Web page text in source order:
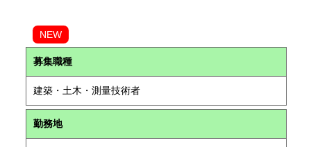
NEW
募集職種
建築・土木・測量技術者
勤務地